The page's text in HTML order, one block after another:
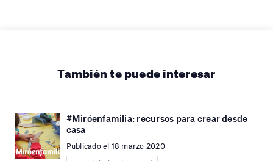
También te puede interesar
#Miróenfamilia: recursos para crear desde
casa
Publicado el 18 marzo 2020